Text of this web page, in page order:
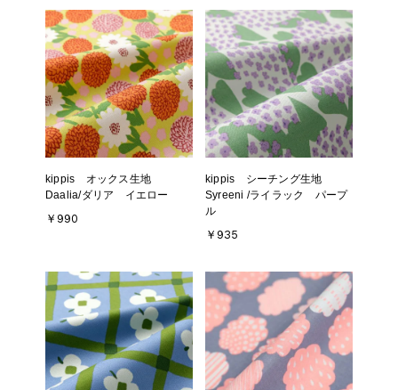
kippis オックス生地
Daalia/ダリア イエロー
￥990
kippis シーチング生地
Syreeni /ライラック パープ
ル
￥935